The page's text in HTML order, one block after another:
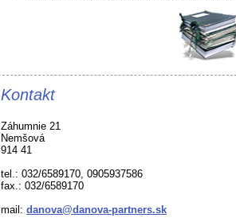
Kontakt
Záhumnie 21
Nemšová
914 41
tel.: 032/6589170, 0905937586
fax.: 032/6589170
mail: danova@danova-partners.sk